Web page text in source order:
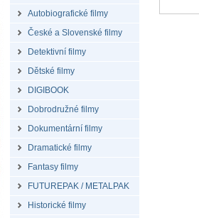
Autobiografické filmy
České a Slovenské filmy
Detektivní filmy
Dětské filmy
DIGIBOOK
Dobrodružné filmy
Dokumentární filmy
Dramatické filmy
Fantasy filmy
FUTUREPAK / METALPAK
Historické filmy